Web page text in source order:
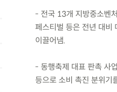
- 전국 13개 지방중소벤
페스티벌 등은 전년 대비
이끌어냄.
- 동행축제 대표 판촉 사
등으로 소비 촉진 분위기